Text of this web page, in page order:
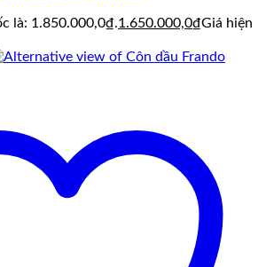
là: 1.850.000,0₫.1.650.000,0₫Giá hiện